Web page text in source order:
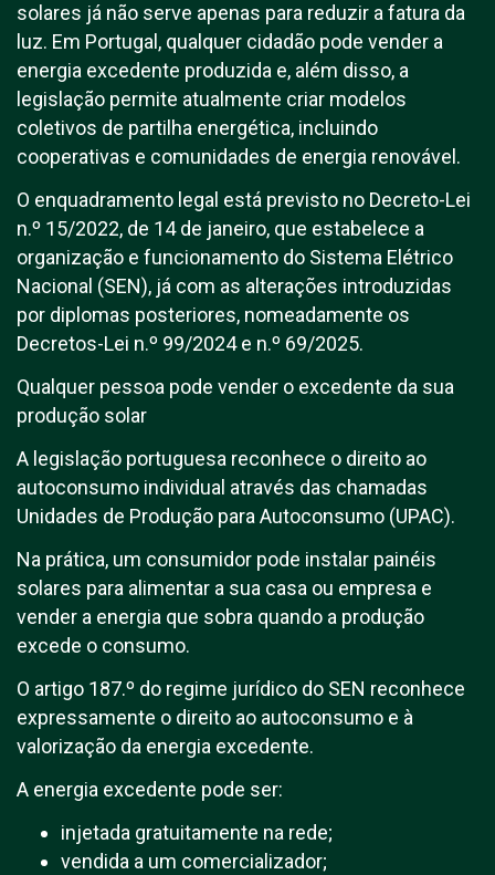
solares já não serve apenas para reduzir a fatura da
luz. Em Portugal, qualquer cidadão pode vender a
energia excedente produzida e, além disso, a
legislação permite atualmente criar modelos
coletivos de partilha energética, incluindo
cooperativas e comunidades de energia renovável.
O enquadramento legal está previsto no Decreto-Lei
n.º 15/2022, de 14 de janeiro, que estabelece a
organização e funcionamento do Sistema Elétrico
Nacional (SEN), já com as alterações introduzidas
por diplomas posteriores, nomeadamente os
Decretos-Lei n.º 99/2024 e n.º 69/2025.
Qualquer pessoa pode vender o excedente da sua
produção solar
A legislação portuguesa reconhece o direito ao
autoconsumo individual através das chamadas
Unidades de Produção para Autoconsumo (UPAC).
Na prática, um consumidor pode instalar painéis
solares para alimentar a sua casa ou empresa e
vender a energia que sobra quando a produção
excede o consumo.
O artigo 187.º do regime jurídico do SEN reconhece
expressamente o direito ao autoconsumo e à
valorização da energia excedente.
A energia excedente pode ser:
injetada gratuitamente na rede;
vendida a um comercializador;